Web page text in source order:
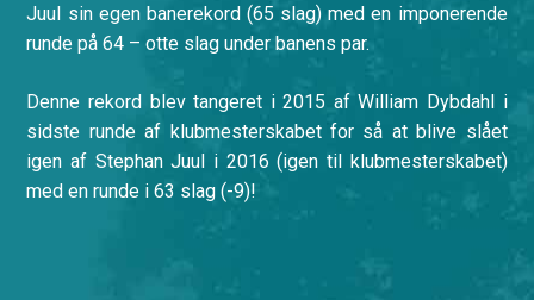
Juul sin egen banerekord (65 slag) med en imponerende
runde på 64 – otte slag under banens par.
Denne rekord blev tangeret i 2015 af William Dybdahl i
sidste runde af klubmesterskabet for så at blive slået
igen af Stephan Juul i 2016 (igen til klubmesterskabet)
med en runde i 63 slag (-9)!